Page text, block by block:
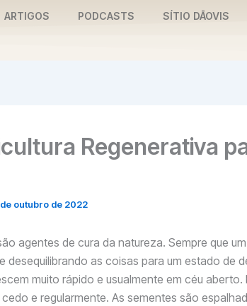
ARTIGOS PODCASTS SÍTIO DĀOVIS
Regenerativa
de outubro de 2022
agentes de cura da natureza. Sempre que
desequilibrando as coisas para um estado de
muito rápido e usualmente em céu aberto.
e regularmente. As sementes são